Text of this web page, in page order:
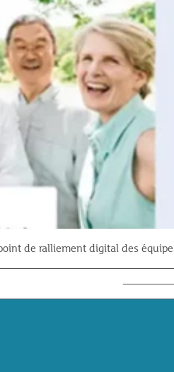
de ralliement digital des